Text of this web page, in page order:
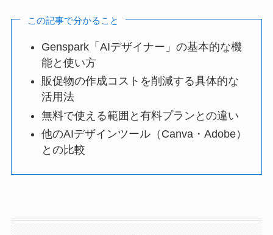
この記事で分かること
Genspark「AIデザイナー」の基本的な機
能と使い方
販促物の作成コストを削減する具体的な
活用法
無料で使える範囲と有料プランとの違い
他のAIデザインツール（Canva・Adobe）
との比較